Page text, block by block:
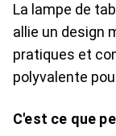
La lampe de
allie un design
pratiques et
polyvalente
C'est ce que